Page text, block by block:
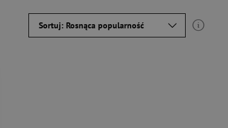
Sortuj: Rosnąca popularność